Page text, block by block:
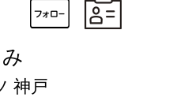
神戸